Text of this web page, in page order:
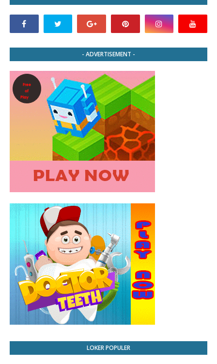
- ADVERTISEMENT -
LOKER POPULER